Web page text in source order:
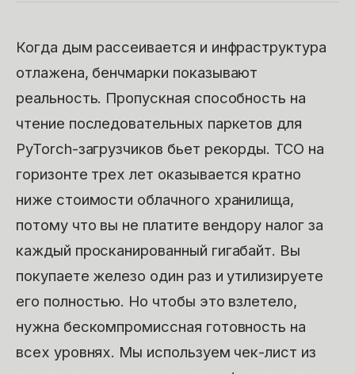
Когда дым рассеивается и инфраструктура
отлажена, бенчмарки показывают
реальность. Пропускная способность на
чтение последовательных паркетов для
PyTorch-загрузчиков бьет рекорды. ТСО на
горизонте трех лет оказывается кратно
ниже стоимости облачного хранилища,
потому что вы не платите вендору налог за
каждый просканированный гигабайт. Вы
покупаете железо один раз и утилизируете
его полностью. Но чтобы это взлетело,
нужна бескомпромиссная готовность на
всех уровнях. Мы используем чек-лист из